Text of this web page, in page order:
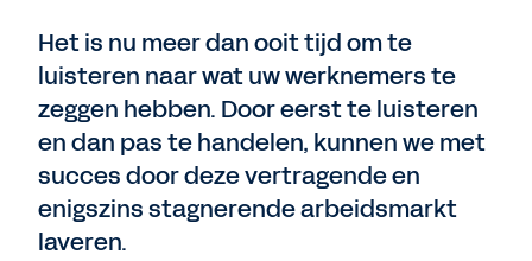
Het is nu meer dan ooit tijd om te
luisteren naar wat uw werknemers te
zeggen hebben. Door eerst te luisteren
en dan pas te handelen, kunnen we met
succes door deze vertragende en
enigszins stagnerende arbeidsmarkt
laveren.